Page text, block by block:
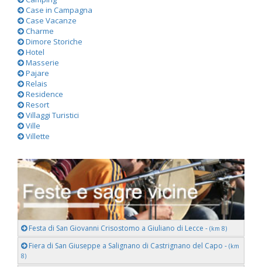
Case in Campagna
Case Vacanze
Charme
Dimore Storiche
Hotel
Masserie
Pajare
Relais
Residence
Resort
Villaggi Turistici
Ville
Villette
Festa di San Giovanni Crisostomo a Giuliano di Lecce - (km 8)
Fiera di San Giuseppe a Salignano di Castrignano del Capo - (km
8)